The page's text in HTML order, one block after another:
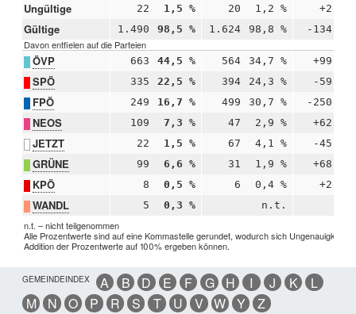
Ungültige 22 1,5 % 20 1,2 % +2
Gültige 1.490 98,5 % 1.624 98,8 % -134
Davon entfielen auf die Parteien
ÖVP 663 44,5 % 564 34,7 % +99
SPÖ 335 22,5 % 394 24,3 % -59
FPÖ 249 16,7 % 499 30,7 % -250
NEOS 109 7,3 % 47 2,9 % +62
JETZT 22 1,5 % 67 4,1 % -45
GRÜNE 99 6,6 % 31 1,9 % +68
KPÖ 8 0,5 % 6 0,4 % +2
WANDL 5 0,3 % n.t.
n.t. – nicht teilgenommen
Alle Prozentwerte sind auf eine Kommastelle gerundet, wodurch sich
Addition der Prozentwerte auf 100% ergeben können.
GEMEINDEINDEX A B D E F G H I J K
L
M
N O P R S T U V W Y Z